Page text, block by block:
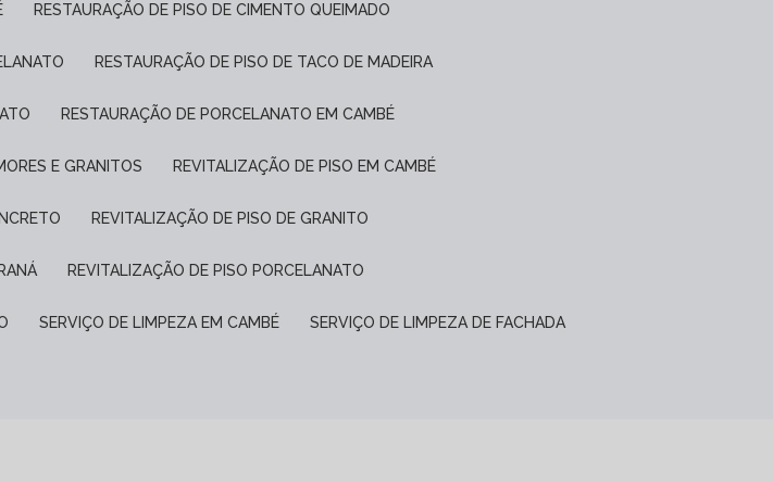
RESTAURAÇÃO DE PISO DE CIMENTO QUEIMADO
RESTAURAÇÃO DE PISO DE TACO DE MADEIRA
RESTAURAÇÃO DE PORCELANATO EM CAMBÉ
E GRANITOS REVITALIZAÇÃO DE PISO EM CAMBÉ
REVITALIZAÇÃO DE PISO DE GRANITO
REVITALIZAÇÃO DE PISO PORCELANATO
SERVIÇO DE LIMPEZA EM CAMBÉ SERVIÇO DE LIMPEZA DE FACHADA